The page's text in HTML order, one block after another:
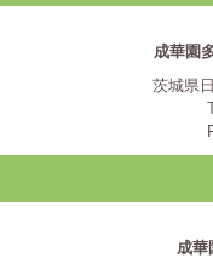
成華園
茨城県
成華